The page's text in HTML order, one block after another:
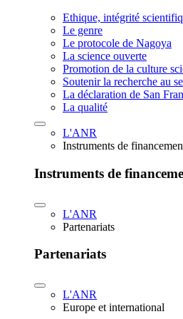
Ethique, intégrité
Le genre
Le protocole de Nagoya
La science ouverte
Promotion de la culture
Soutenir la recherche au
La déclaration de San
La qualité
L'ANR
Instruments de
Instruments de
L'ANR
Partenariats
Partenariats
L'ANR
Europe et international